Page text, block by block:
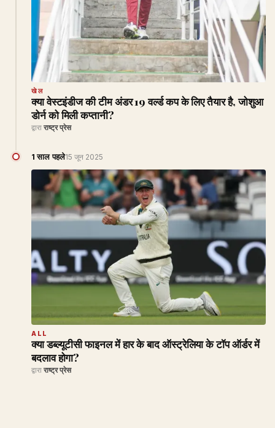
खेल
क्या वेस्टइंडीज की टीम अंडर 19 वर्ल्ड कप के लिए तैयार है, जोशुआ
डोर्न को मिली कप्तानी?
द्वारा राष्ट्र प्रेस
1 साल पहले15 जून 2025
ALL
क्या डब्ल्यूटीसी फाइनल में हार के बाद ऑस्ट्रेलिया के टॉप ऑर्डर में
बदलाव होगा?
द्वारा राष्ट्र प्रेस